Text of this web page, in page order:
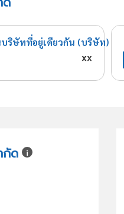
ริษัทที่อยู่เดียวกัน (บริษัท)
xx
กัด